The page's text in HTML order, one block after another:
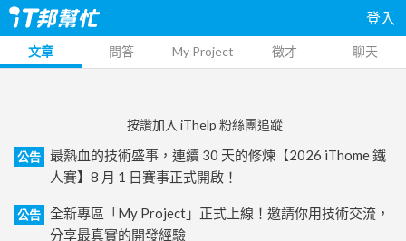
登入
文章 問答 My Project 徵才 聊天
按讚加入 iThelp 粉絲團追蹤
公告
最熱血的技術盛事，連續 30 天的修煉【2026 iThome 鐵
人賽】8 月 1 日賽事正式開啟！
公告
全新專區「My Project」正式上線！邀請你用技術交流，
分享最真實的開發經驗